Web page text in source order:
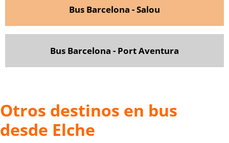
Bus Barcelona - Salou
Bus Barcelona - Port Aventura
Otros destinos en bus
desde Elche